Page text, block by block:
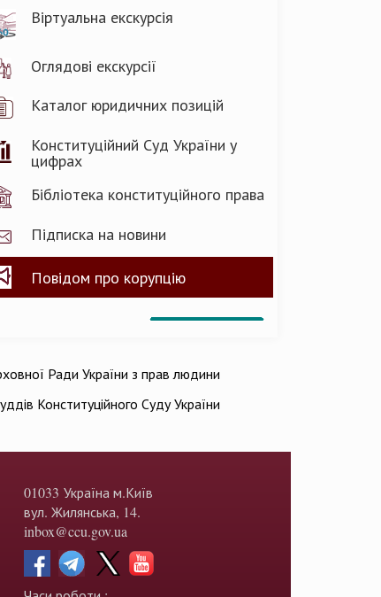
Віртуальна екскурсія
Оглядові екскурсії
Каталог юридичних позицій
Конституційний Суд України у
цифрах
Бібліотека конституційного права
Підписка на новини
Повідом про корупцію
Ради України з прав людини
Конституційного Суду України
01033 Україна м.Київ
вул. Жилянська, 14.
inbox@ccu.gov.ua